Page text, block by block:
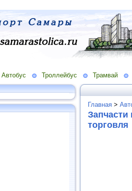
Автобус Троллейбус Трамвай
Главная >
Запчасти
торговля